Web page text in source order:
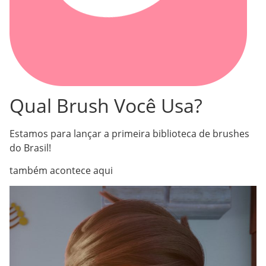
Qual Brush Você Usa?
Estamos para lançar a primeira biblioteca de brushes
do Brasil!
também acontece aqui